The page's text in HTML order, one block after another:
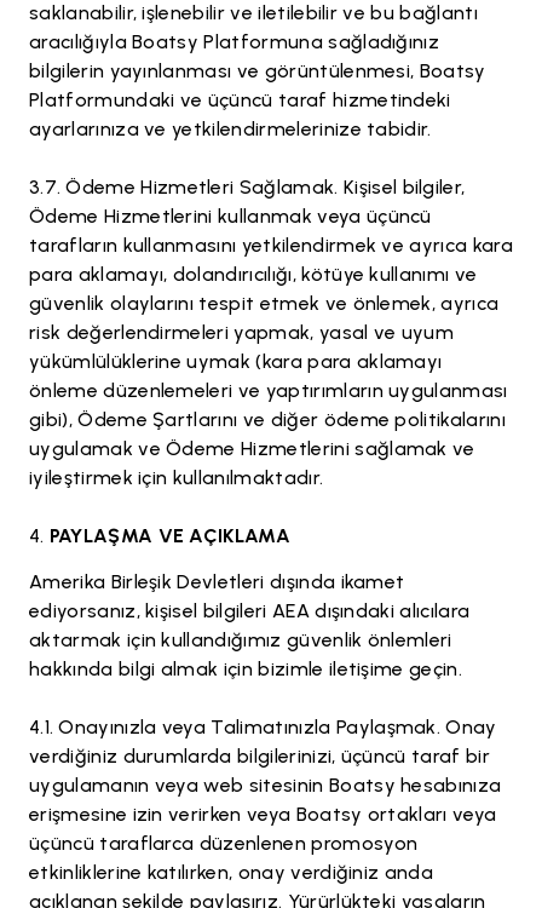
saklanabilir, işlenebilir ve iletilebilir ve bu bağlantı
aracılığıyla Boatsy Platformuna sağladığınız
bilgilerin yayınlanması ve görüntülenmesi, Boatsy
Platformundaki ve üçüncü taraf hizmetindeki
ayarlarınıza ve yetkilendirmelerinize tabidir.
Ödeme Hizmetleri Sağlamak. Kişisel bilgiler,
Ödeme Hizmetlerini kullanmak veya üçüncü
tarafların kullanmasını yetkilendirmek ve ayrıca kara
para aklamayı, dolandırıcılığı, kötüye kullanımı ve
güvenlik olaylarını tespit etmek ve önlemek, ayrıca
risk değerlendirmeleri yapmak, yasal ve uyum
yükümlülüklerine uymak (kara para aklamayı
önleme düzenlemeleri ve yaptırımların uygulanması
gibi), Ödeme Şartlarını ve diğer ödeme politikalarını
uygulamak ve Ödeme Hizmetlerini sağlamak ve
iyileştirmek için kullanılmaktadır.
PAYLAŞMA VE AÇIKLAMA
Amerika Birleşik Devletleri dışında ikamet
ediyorsanız, kişisel bilgileri AEA dışındaki alıcılara
aktarmak için kullandığımız güvenlik önlemleri
hakkında bilgi almak için bizimle iletişime geçin.
Onayınızla veya Talimatınızla Paylaşmak. Onay
verdiğiniz durumlarda bilgilerinizi, üçüncü taraf bir
uygulamanın veya web sitesinin Boatsy hesabınıza
erişmesine izin verirken veya Boatsy ortakları veya
üçüncü taraflarca düzenlenen promosyon
etkinliklerine katılırken, onay verdiğiniz anda
açıklanan şekilde paylaşırız. Yürürlükteki yasaların